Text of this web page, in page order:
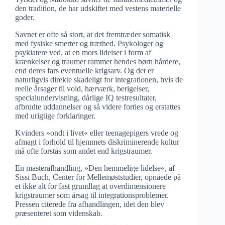
den tradition, de har udskiftet med vestens materielle
goder.
Savnet er ofte så stort, at det fremtræder somatisk
med fysiske smerter og træthed. Psykologer og
psykiatere ved, at en mors lidelser i form af
krænkelser og traumer rammer hendes børn hårdere,
end deres fars eventuelle krigsarv. Og det er
naturligvis direkte skadeligt for integrationen, hvis de
reelle årsager til vold, hærværk, berigelser,
specialundervisning, dårlige IQ testresultater,
afbrudte uddannelser og så videre forties og erstattes
med urigtige forklaringer.
Kvinders »ondt i livet« eller teenagepigers vrede og
afmagt i forhold til hjemmets diskriminerende kultur
må ofte forstås som andet end krigstraumer.
En masterafhandling, »Den hemmelige lidelse«, af
Sissi Buch, Center for Mellemøststudier, opnåede på
et ikke alt for fast grundlag at overdimensionere
krigstraumer som årsag til integrationsproblemer.
Pressen citerede fra afhandlingen, idet den blev
præsenteret som videnskab.